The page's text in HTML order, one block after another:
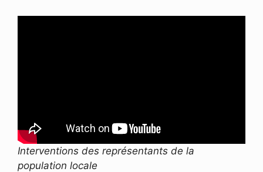
Interventions des représentants de la
population locale